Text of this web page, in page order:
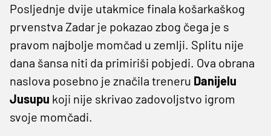
Posljednje dvije utakmice finala košarkaškog
prvenstva Zadar je pokazao zbog čega je s
pravom najbolje momčad u zemlji. Splitu nije
dana šansa niti da primiriši pobjedi. Ova obrana
naslova posebno je značila treneru Danijelu
Jusupu koji nije skrivao zadovoljstvo igrom
svoje momčadi.